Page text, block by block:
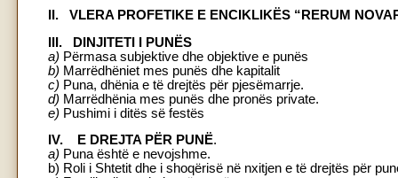
II. VLERA PROFETIKE E ENCIKLIKËS “RERUM
III. DINJITETI I PUNËS
a) Përmasa subjektive dhe objektive e punës
b) Marrëdhëniet mes punës dhe kapitalit
c) Puna, dhënia e të drejtës për pjesëmarrje.
d) Marrëdhënia mes punës dhe pronës private.
e) Pushimi i ditës së festës
IV. E DREJTA PËR PUNË.
a) Puna është e nevojshme.
b) Roli i Shtetit dhe i shoqërisë në nxitjen e të drejtës për